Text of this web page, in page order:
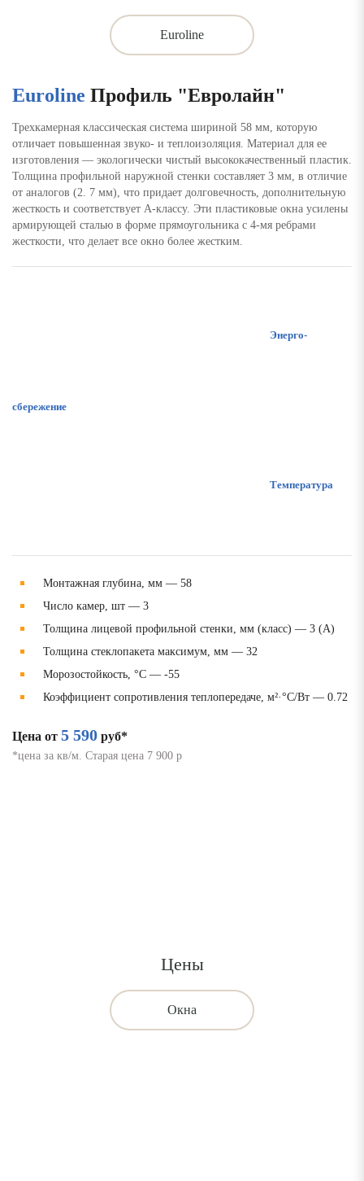
Цены
Окна
Euroline
Euroline Профиль "Евролайн"
Трехкамерная классическая система шириной 58 мм, которую
отличает повышенная звуко- и теплоизоляция. Материал для ее
изготовления — экологически чистый высококачественный пластик.
Толщина профильной наружной стенки составляет 3 мм, в отличие
от аналогов (2. 7 мм), что придает долговечность, дополнительную
жесткость и соответствует А-классу. Эти пластиковые окна усилены
армирующей сталью в форме прямоугольника с 4-мя ребрами
жесткости, что делает все окно более жестким.
Энерго-
сбережение
Температура
Монтажная глубина, мм — 58
Число камер, шт — 3
Толщина лицевой профильной стенки, мм (класс) — 3 (А)
Толщина стеклопакета максимум, мм — 32
Морозостойкость, °C — -55
Коэффициент сопротивления теплопередаче, м²·°C/Вт — 0.72
Цена от 5 590 руб*
*цена за кв/м. Старая цена 7 900 р